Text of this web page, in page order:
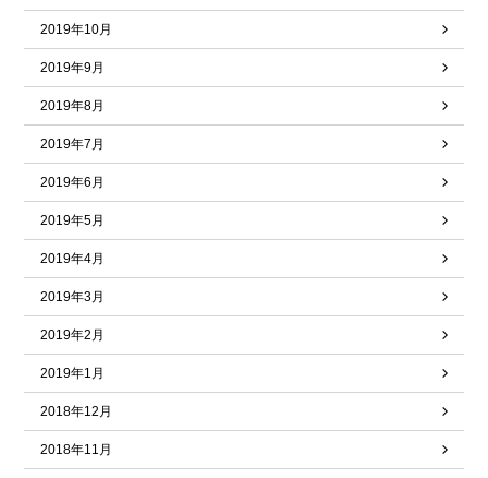
2019年10月
2019年9月
2019年8月
2019年7月
2019年6月
2019年5月
2019年4月
2019年3月
2019年2月
2019年1月
2018年12月
2018年11月